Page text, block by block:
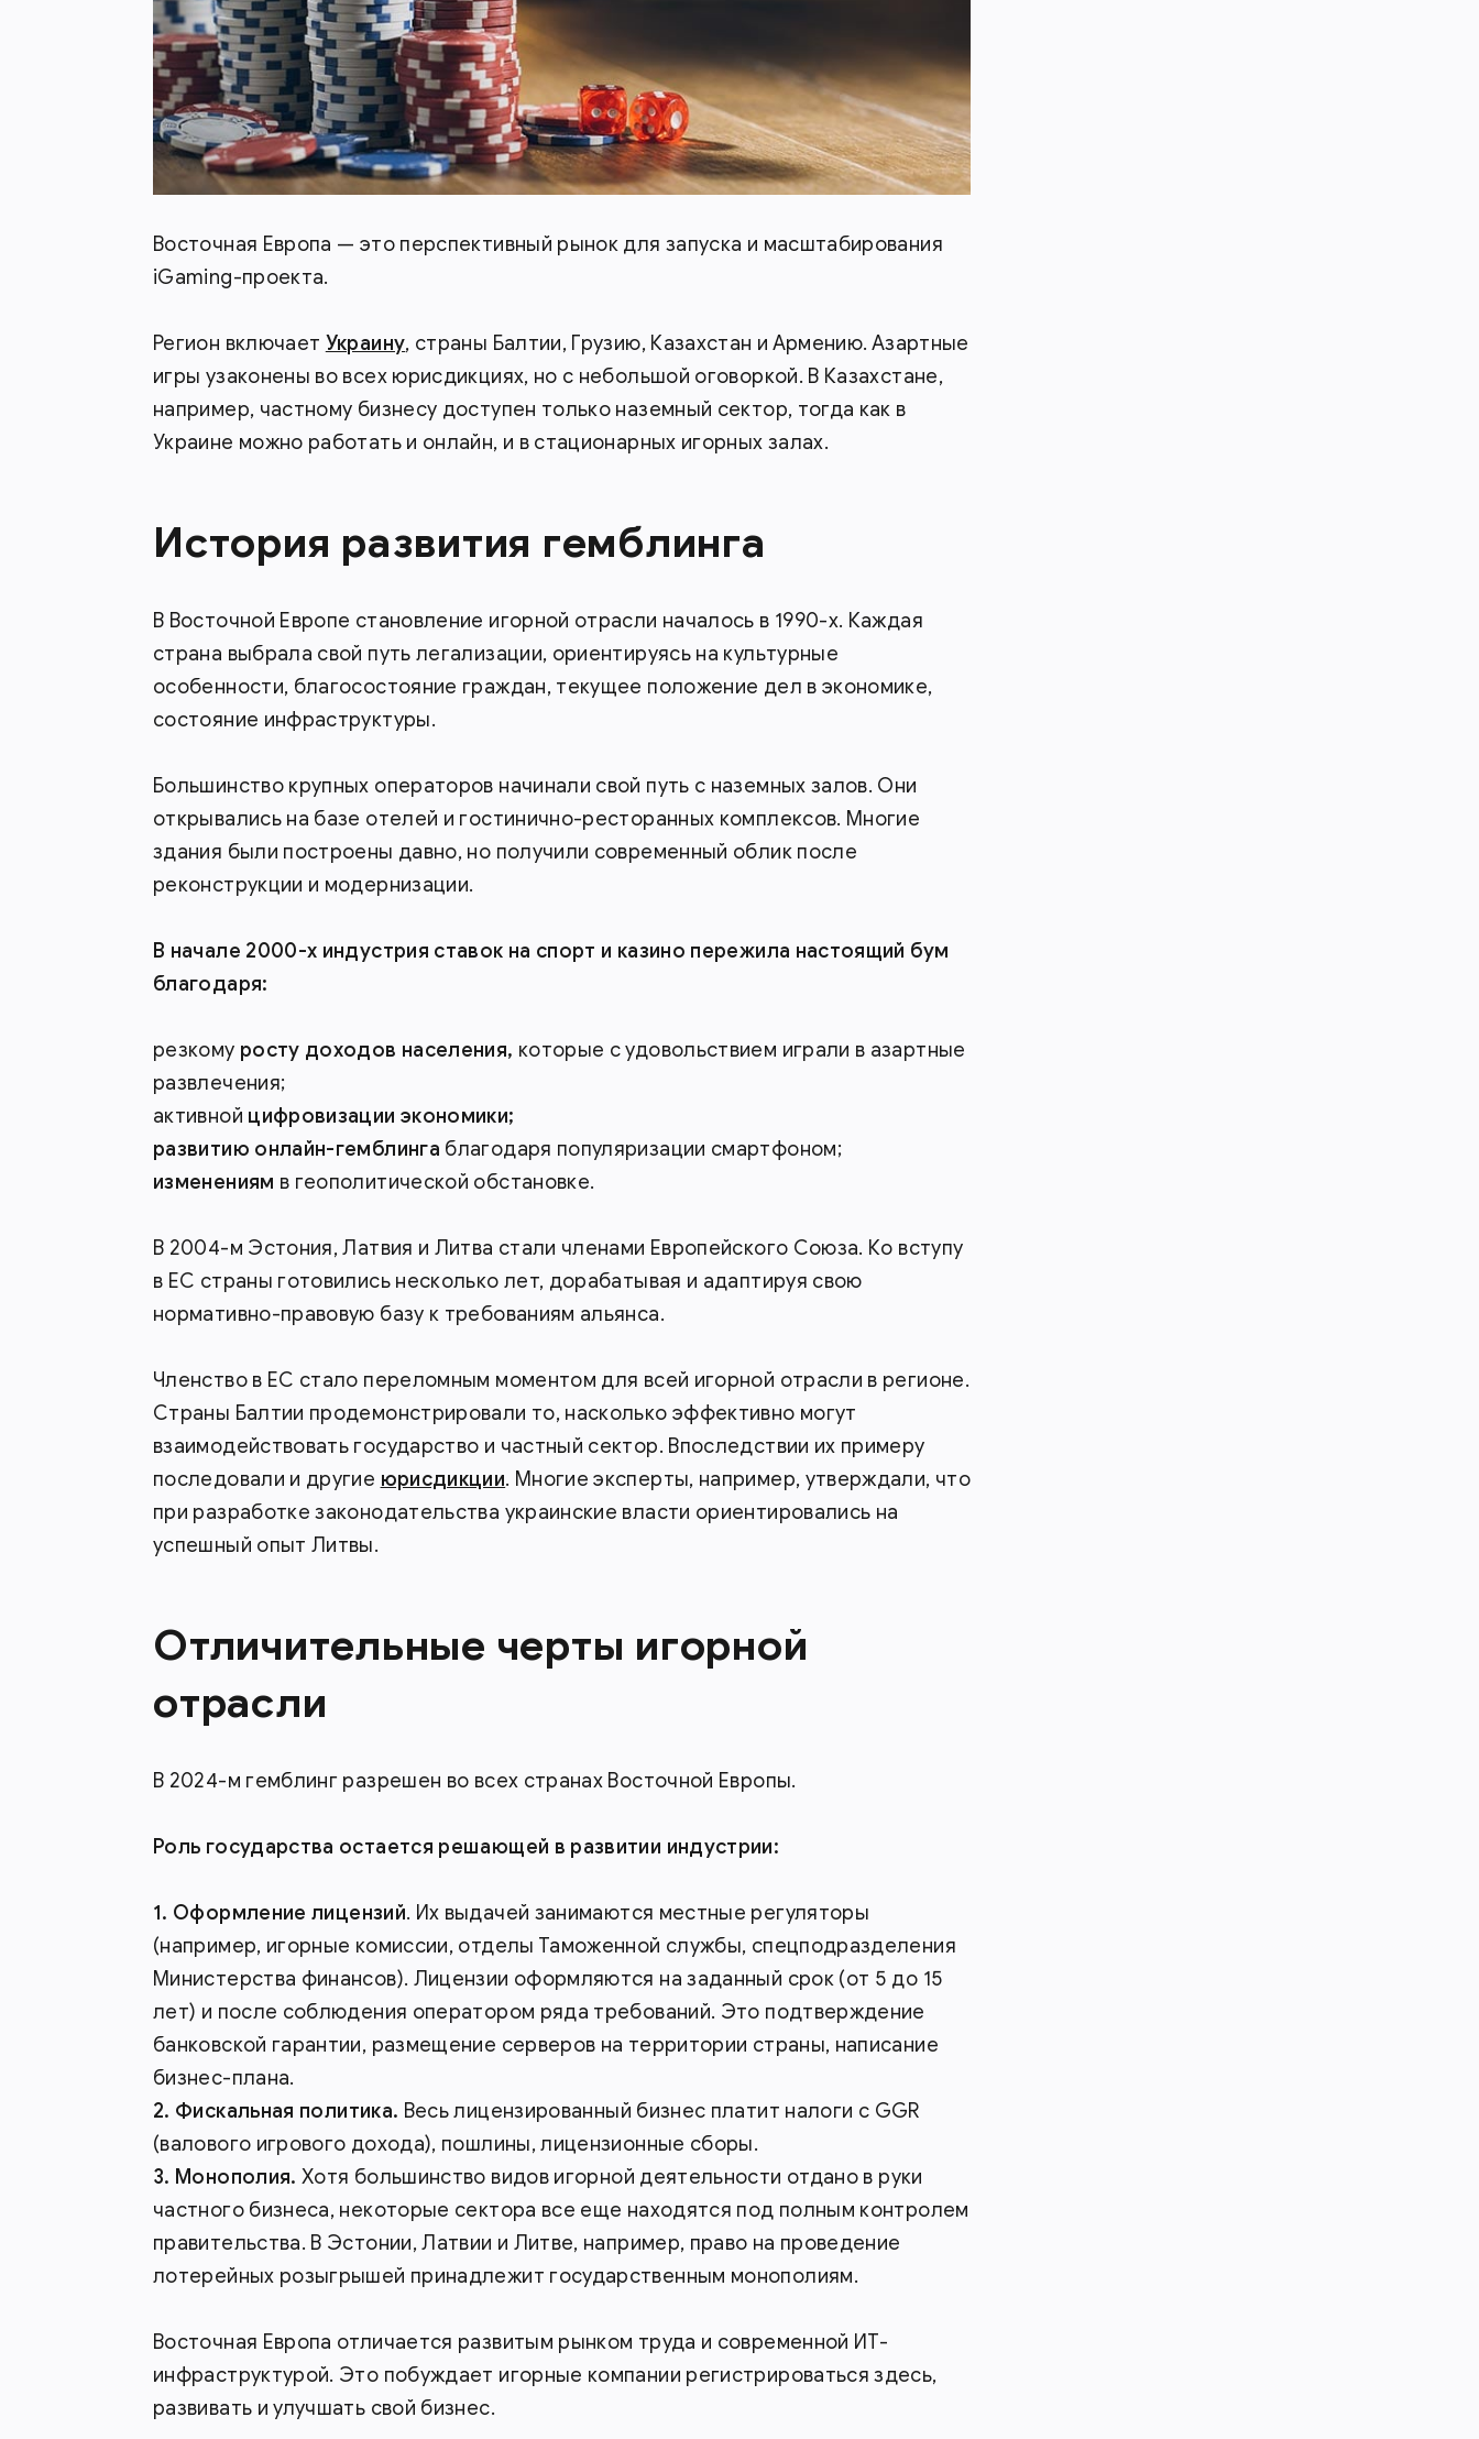
Восточная Европа — это перспективный рынок для запуска и масштабирования
iGaming-проекта.
Регион включает Украину, страны Балтии, Грузию, Казахстан и Армению. Азартные
игры узаконены во всех юрисдикциях, но с небольшой оговоркой. В Казахстане,
например, частному бизнесу доступен только наземный сектор, тогда как в
Украине можно работать и онлайн, и в стационарных игорных залах.
История развития гемблинга
В Восточной Европе становление игорной отрасли началось в 1990-х. Каждая
страна выбрала свой путь легализации, ориентируясь на культурные
особенности, благосостояние граждан, текущее положение дел в экономике,
состояние инфраструктуры.
Большинство крупных операторов начинали свой путь с наземных залов. Они
открывались на базе отелей и гостинично-ресторанных комплексов. Многие
здания были построены давно, но получили современный облик после
реконструкции и модернизации.
В начале 2000-х индустрия ставок на спорт и казино пережила настоящий бум
благодаря:
резкому росту доходов населения, которые с удовольствием играли в азартные
развлечения;
активной цифровизации экономики;
развитию онлайн-гемблинга благодаря популяризации смартфоном;
изменениям в геополитической обстановке.
В 2004-м Эстония, Латвия и Литва стали членами Европейского Союза. Ко вступу
в ЕС страны готовились несколько лет, дорабатывая и адаптируя свою
нормативно-правовую базу к требованиям альянса.
Членство в ЕС стало переломным моментом для всей игорной отрасли в регионе.
Страны Балтии продемонстрировали то, насколько эффективно могут
взаимодействовать государство и частный сектор. Впоследствии их примеру
последовали и другие юрисдикции. Многие эксперты, например, утверждали, что
при разработке законодательства украинские власти ориентировались на
успешный опыт Литвы.
Отличительные черты игорной
отрасли
В 2024-м гемблинг разрешен во всех странах Восточной Европы.
Роль государства остается решающей в развитии индустрии:
Оформление лицензий. Их выдачей занимаются местные регуляторы
(например, игорные комиссии, отделы Таможенной службы, спецподразделения
Министерства финансов). Лицензии оформляются на заданный срок (от 5 до 15
лет) и после соблюдения оператором ряда требований. Это подтверждение
банковской гарантии, размещение серверов на территории страны, написание
бизнес-плана.
Фискальная политика. Весь лицензированный бизнес платит налоги с GGR
(валового игрового дохода), пошлины, лицензионные сборы.
Монополия. Хотя большинство видов игорной деятельности отдано в руки
частного бизнеса, некоторые сектора все еще находятся под полным контролем
правительства. В Эстонии, Латвии и Литве, например, право на проведение
лотерейных розыгрышей принадлежит государственным монополиям.
Восточная Европа отличается развитым рынком труда и современной ИТ-
инфраструктурой. Это побуждает игорные компании регистрироваться здесь,
развивать и улучшать свой бизнес.